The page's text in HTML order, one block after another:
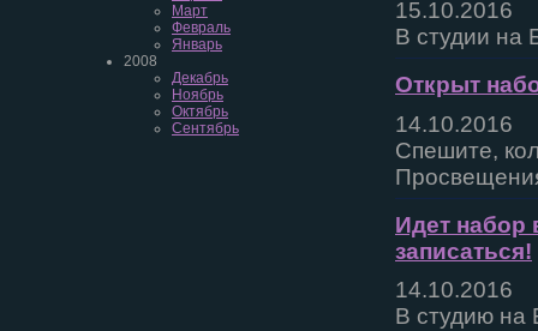
Март
Февраль
Январь
2008
Декабрь
Ноябрь
Октябрь
Сентябрь
15.10.2016
В студии на
Открыт
14.10.2016
Спешите,
Идет набор
записаться!
14.10.2016
В студию на